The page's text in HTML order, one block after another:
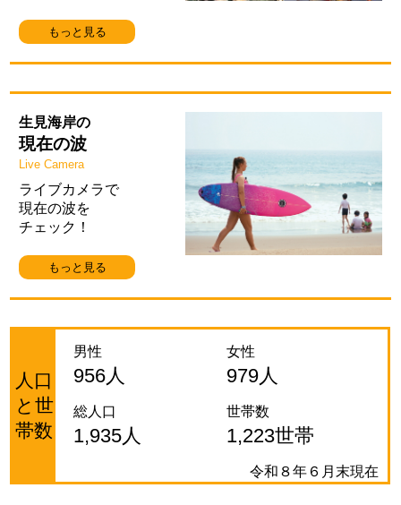
もっと見る
生見海岸の
現在の波
Live Camera
ライブカメラで
現在の波を
チェック！
もっと見る
人口
と世
帯数
男性
956人
女性
979人
総人口
1,935人
世帯数
1,223世帯
令和８年６月末現在